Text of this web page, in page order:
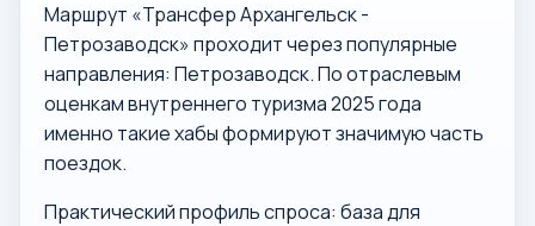
Маршрут «Трансфер Архангельск -
Петрозаводск» проходит через популярные
направления: Петрозаводск. По отраслевым
оценкам внутреннего туризма 2025 года
именно такие хабы формируют значимую часть
поездок.
Практический профиль спроса: база для